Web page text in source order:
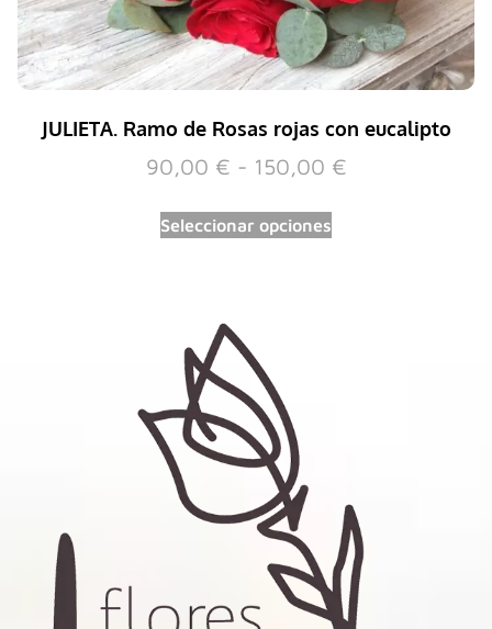
JULIETA. Ramo de Rosas rojas con eucalipto
90,00 € - 150,00 €
Seleccionar opciones